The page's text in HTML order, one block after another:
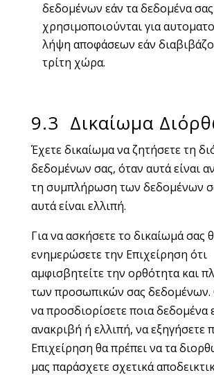
δεδομένων εάν τα δεδομένα σας
χρησιμοποιούνται για
λήψη αποφάσεων εάν
τρίτη χώρα.
9.3 Δικαίωμα
Έχετε δικαίωμα να ζητήσετε τη
δεδομένων σας, όταν αυτά είναι
τη συμπλήρωση των δεδομένων
αυτά είναι ελλιπή.
Για να ασκήσετε το δικαίωμά σας
ενημερώσετε την Επιχείρηση ότι
αμφισβητείτε την ορθότητα και
των προσωπικών σας δεδομένων.
να προσδιορίσετε ποια δεδομένα
ανακριβή ή ελλιπή, να εξηγήσετε
Επιχείρηση θα πρέπει να τα
μας παράσχετε σχετικά